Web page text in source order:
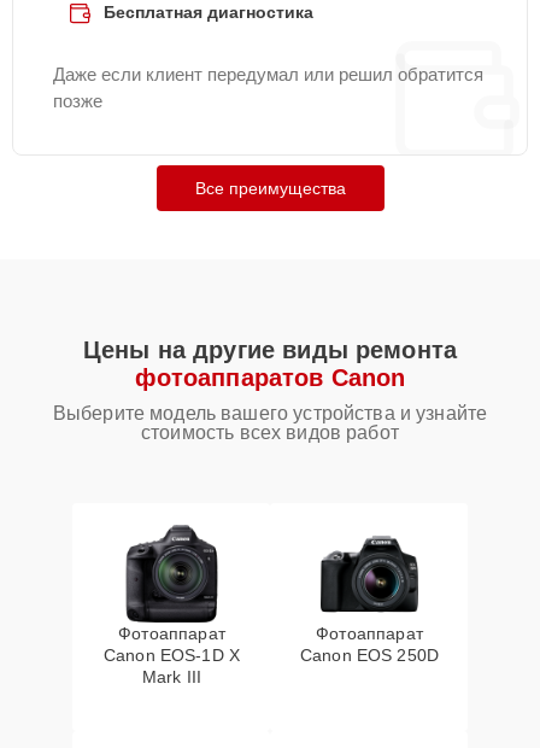
Бесплатная диагностика
Даже если клиент передумал или решил обратится
позже
Все преимущества
Цены на другие виды ремонта
фотоаппаратов Canon
Выберите модель вашего устройства и узнайте
стоимость всех видов работ
Фотоаппарат
Canon EOS‑1D X
Mark III
Фотоаппарат
Canon EOS 250D